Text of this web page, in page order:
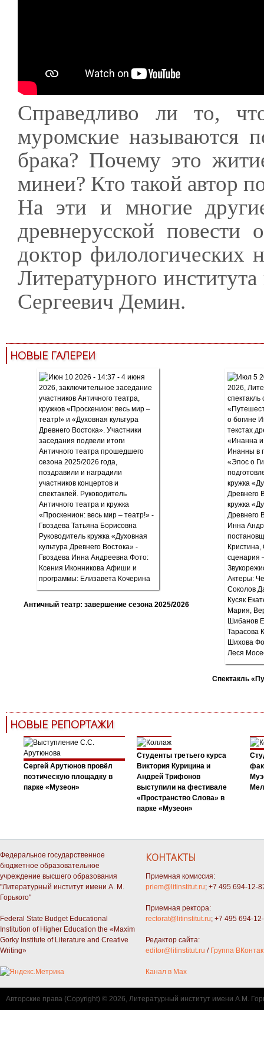
Справедливо ли то,
муромские называются
брака? Почему это
минеи? Кто такой автор
На эти и многие
древнерусской
доктор филологических
Литературного
Сергеевич Демин.
НОВЫЕ ГАЛЕРЕИ
Античный театр: завершение сезона 2025/2026
Спектакль
НОВЫЕ РЕПОРТАЖИ
Сергей Арутюнов провёл
поэтическую площадку в
парке «Музеон»
Студенты третьего курса
Виктория Курицина и
Андрей Трифонов
выступили на фестивале
«Пространство Слова» в
парке «Музеон»
Федеральное государственное
бюджетное образовательное
учреждение высшего образования
"Литературный институт имени А. М.
Горького"
Federal State Budget Educational
Institution of Higher Education the «Maxim
Gorky Institute of Literature and Creative
Writing»
КОНТАКТЫ
Приемная комиссия:
priem@litinstitut.ru; +7 495 694-12-
Приемная ректора:
rectorat@litinstitut.ru; +7 495 694-
Редактор сайта:
editor@litinstitut.ru / Группа
Канал в Max
Авторские права (Copyright) © 2026, Литературный институт имени А.М.